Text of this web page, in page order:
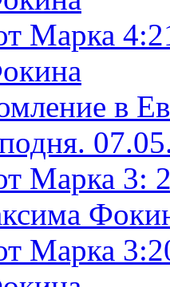
Марка
в
Марка 3:
Марка